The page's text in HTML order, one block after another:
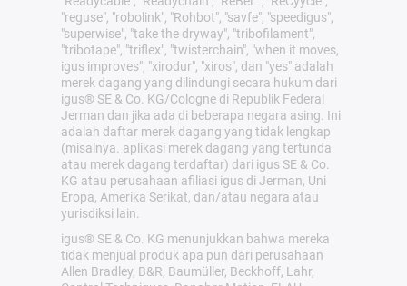
"reguse", "robolink", "Rohbot", "savfe", "speedigus",
"superwise", "take the dryway", "tribofilament",
"tribotape", "triflex", "twisterchain", "when it moves,
igus improves", "xirodur", "xiros", dan "yes" adalah
merek dagang yang dilindungi secara hukum dari
igus® SE & Co. KG/Cologne di Republik Federal
Jerman dan jika ada di beberapa negara asing. Ini
adalah daftar merek dagang yang tidak lengkap
(misalnya. aplikasi merek dagang yang tertunda
atau merek dagang terdaftar) dari igus SE & Co.
KG atau perusahaan afiliasi igus di Jerman, Uni
Eropa, Amerika Serikat, dan/atau negara atau
yurisdiksi lain.
igus® SE & Co. KG menunjukkan bahwa mereka
tidak menjual produk apa pun dari perusahaan
Allen Bradley, B&R, Baumüller, Beckhoff, Lahr,